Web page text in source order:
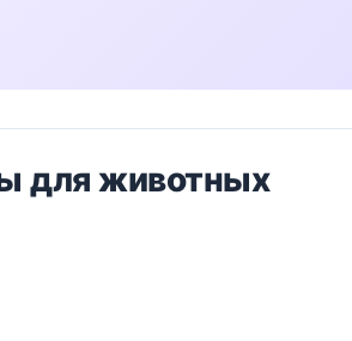
для животных